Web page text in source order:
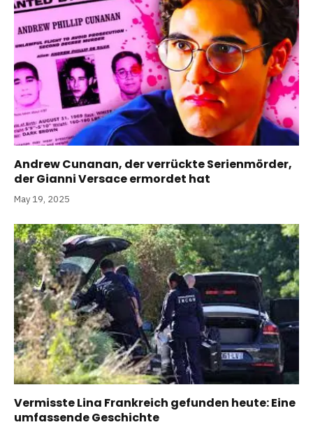
Andrew Cunanan, der verrückte Serienmörder,
der Gianni Versace ermordet hat
May 19, 2025
Vermisste Lina Frankreich gefunden heute: Eine
umfassende Geschichte